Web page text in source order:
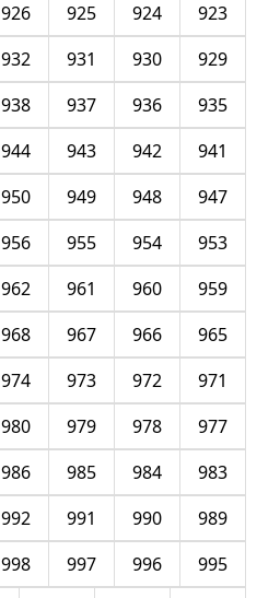
923
924
925
926
929
930
931
932
935
936
937
938
941
942
943
944
947
948
949
950
953
954
955
956
959
960
961
962
965
966
967
968
971
972
973
974
977
978
979
980
983
984
985
986
989
990
991
992
995
996
997
998